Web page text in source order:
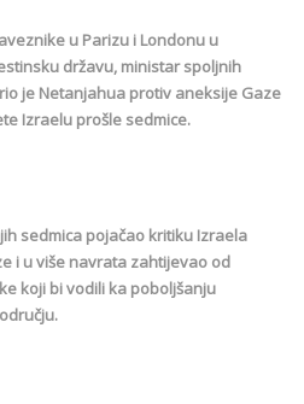
u Parizu i Londonu u
državu, ministar spoljnih
je Netanjahua protiv aneksije Gaze
Izraelu prošle sedmice.
sedmica pojačao kritiku Izraela
i u više navrata zahtijevao od
koji bi vodili ka poboljšanju